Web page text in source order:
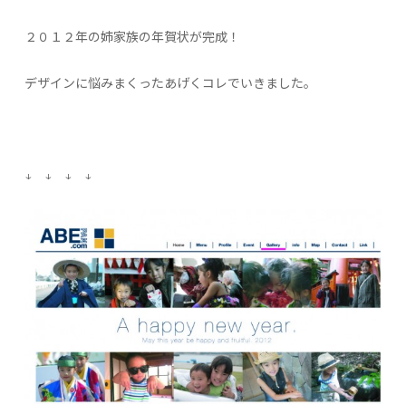
２０１２年の姉家族の年賀状が完成！
デザインに悩みまくったあげくコレでいきました。
↓ ↓ ↓ ↓